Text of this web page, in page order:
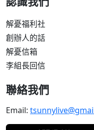
解憂福利社
創辦人的話
解憂信箱
李組長回信
聯絡我們
Email: